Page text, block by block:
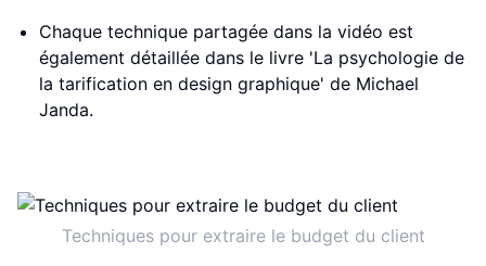
Chaque technique partagée dans la vidéo est
également détaillée dans le livre 'La psychologie de
la tarification en design graphique' de Michael
Janda.
Techniques pour extraire le budget du client